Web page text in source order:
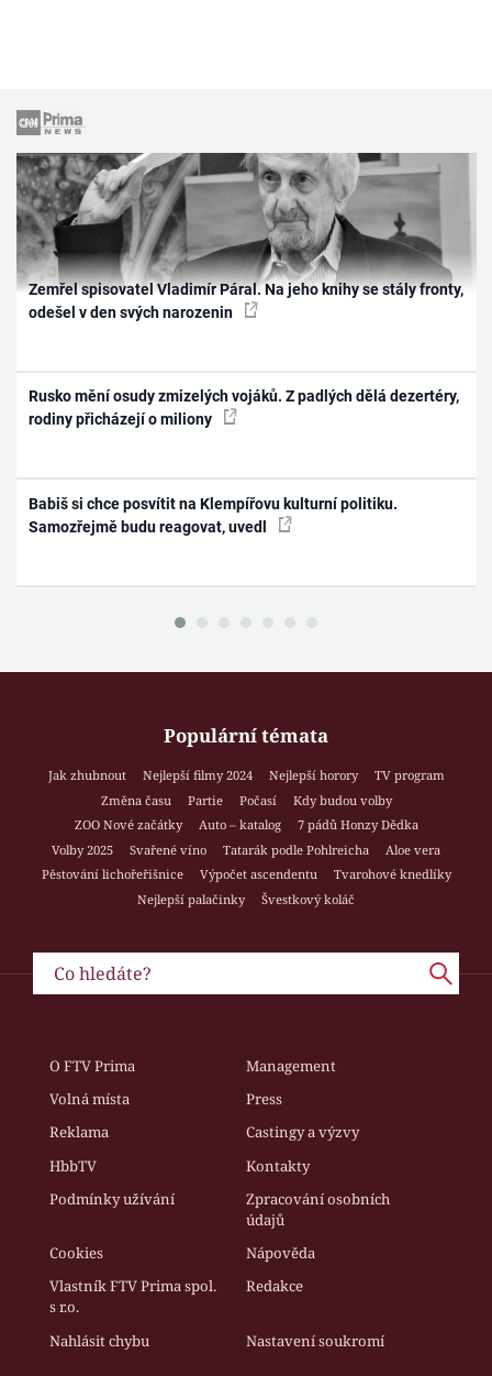
Zemřel spisovatel Vladimír Páral. Na jeho knihy se stály fronty,
odešel v den svých narozenin
Rusko mění osudy zmizelých vojáků. Z padlých dělá dezertéry,
rodiny přicházejí o miliony
Babiš si chce posvítit na Klempířovu kulturní politiku.
Samozřejmě budu reagovat, uvedl
Populární témata
Jak zhubnout Nejlepší filmy 2024 Nejlepší horory
TV program
Změna času
Partie Počasí
Kdy budou volby
ZOO Nové začátky
Auto – katalog
7 pádů Honzy Dědka
Volby 2025
Svařené víno Tatarák podle Pohlreicha
Aloe vera
Pěstování lichořeřišnice
Výpočet ascendentu
Tvarohové knedlíky
Nejlepší palačinky
Švestkový koláč
O FTV Prima
Management
Volná místa
Press
Reklama
Castingy a výzvy
HbbTV
Kontakty
Podmínky užívání
Zpracování osobních
údajů
Cookies
Nápověda
Vlastník FTV Prima spol.
s r.o.
Redakce
Nahlásit chybu Nastavení soukromí